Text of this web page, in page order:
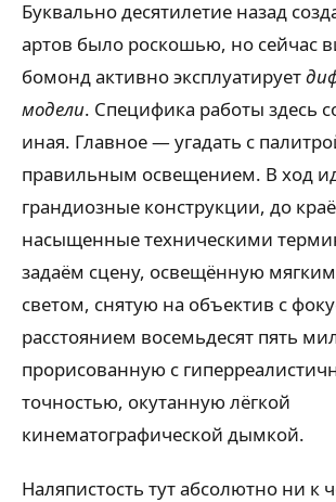
Буквально десятилетие назад
артов было роскошью, но сейчас
бомонд активно эксплуатирует
модели. Специфика работы здесь
иная. Главное — угадать с
правильным освещением. В ход
грандиозные конструкции, до
насыщенные техническими
задаём сцену, освещённую
светом, снятую на объектив с
расстоянием восемьдесят пять
прорисованную с
точностью, окутанную лёгкой
кинематографической дымкой.
Наляпистость тут абсолютно ни к